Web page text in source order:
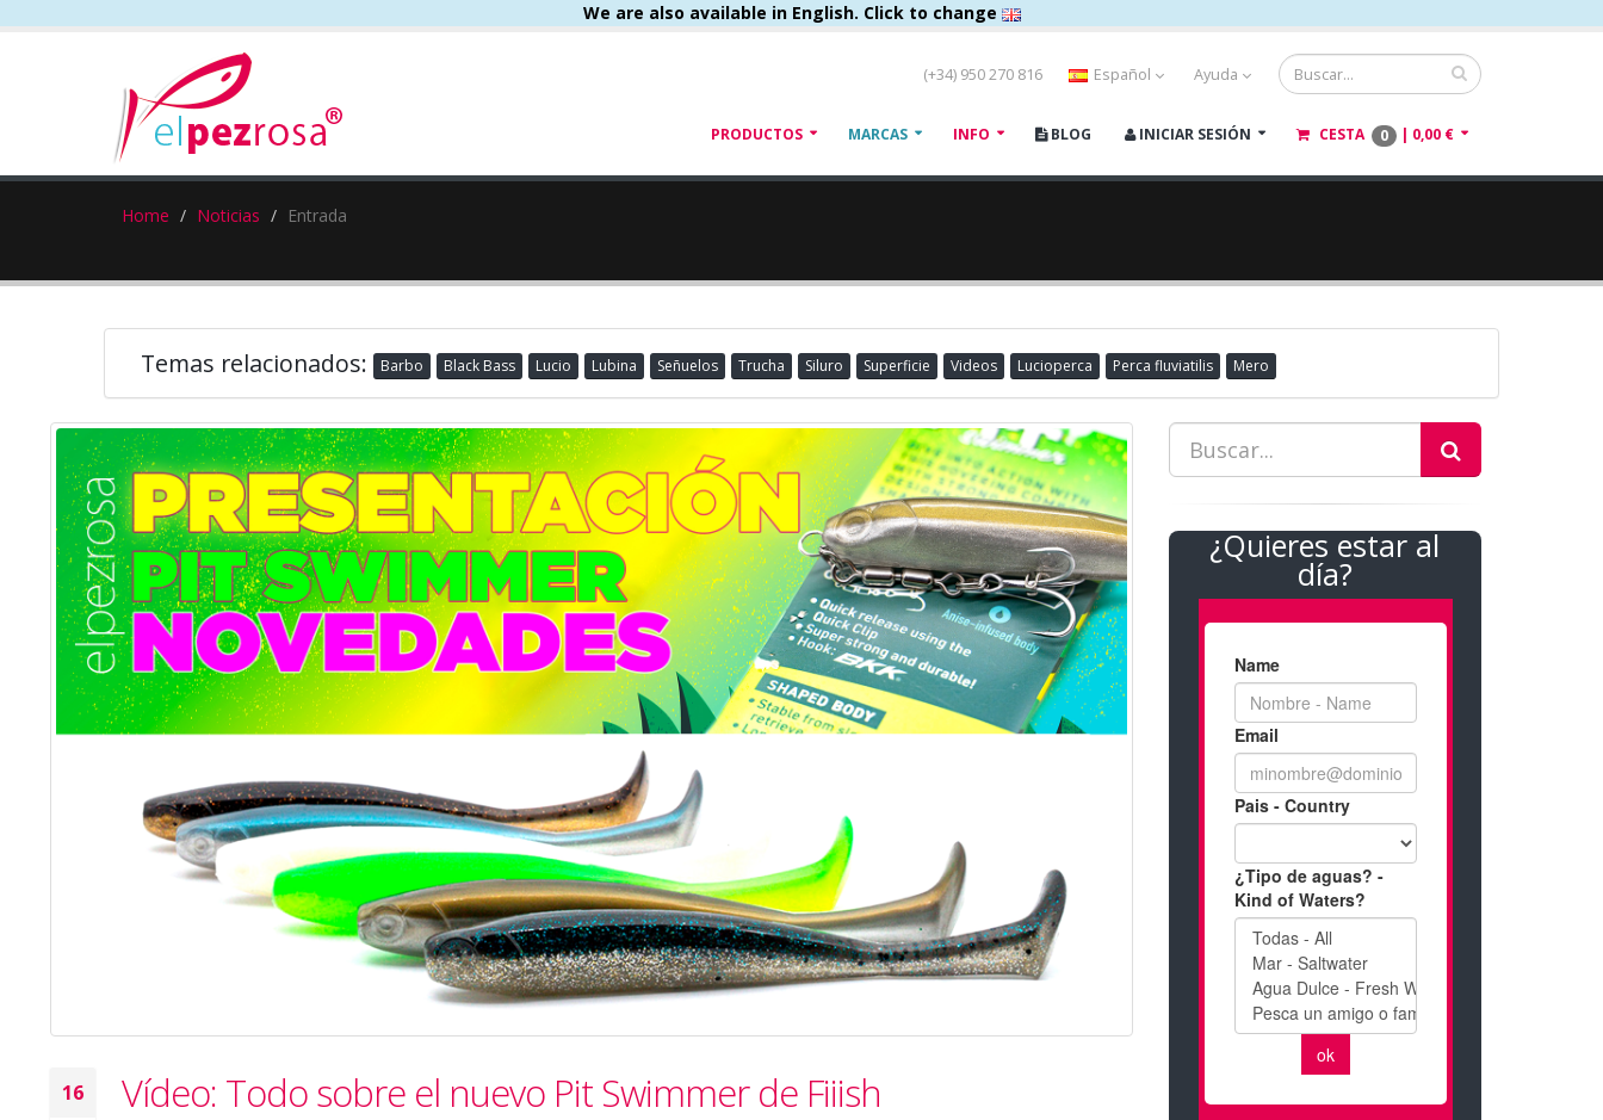
We are also available in English. Click to change
(+34) 950 270 816 Español Ayuda
PRODUCTOS MARCAS INFO BLOG INICIAR SESIÓN CESTA 0 | 0,00 €
Home Noticias Entrada
Temas relacionados: Barbo Black Bass Lucio Lubina Señuelos Trucha Siluro Superficie Videos Lucioperca Perca fluviatilis Mero
16 Vídeo: Todo sobre el nuevo Pit Swimmer de Fiiish
¿Quieres estar al
día?